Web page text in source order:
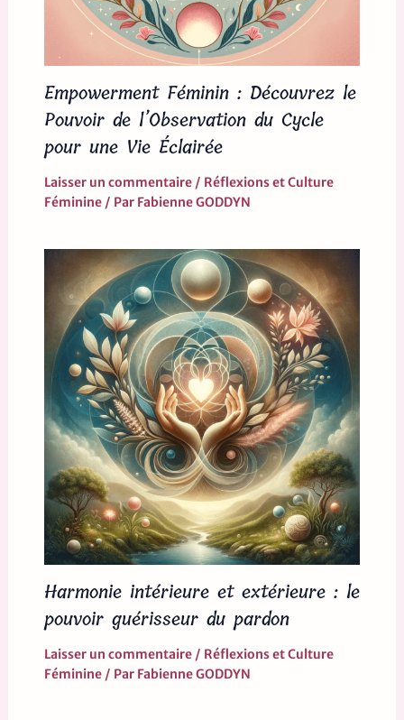
Empowerment Féminin : Découvrez le
Pouvoir de l’Observation du Cycle
pour une Vie Éclairée
Laisser un commentaire / Réflexions et Culture
Féminine/ Par Fabienne GODDYN
Harmonie intérieure et extérieure : le
pouvoir guérisseur du pardon
Laisser un commentaire / Réflexions et Culture
Féminine/ Par Fabienne GODDYN